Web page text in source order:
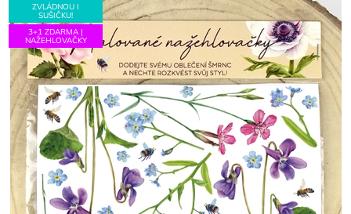
ZVLÁDNOU I
SUŠIČKU!
3+1 ZDARMA |
NAŽEHLOVAČKY